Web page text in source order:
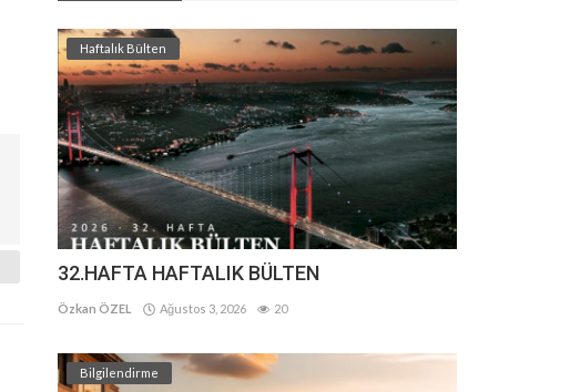
Haftalık Bülten
32.HAFTA HAFTALIK BÜLTEN
Özkan ÖZEL Ağustos 3, 2026 20
Bilgilendirme